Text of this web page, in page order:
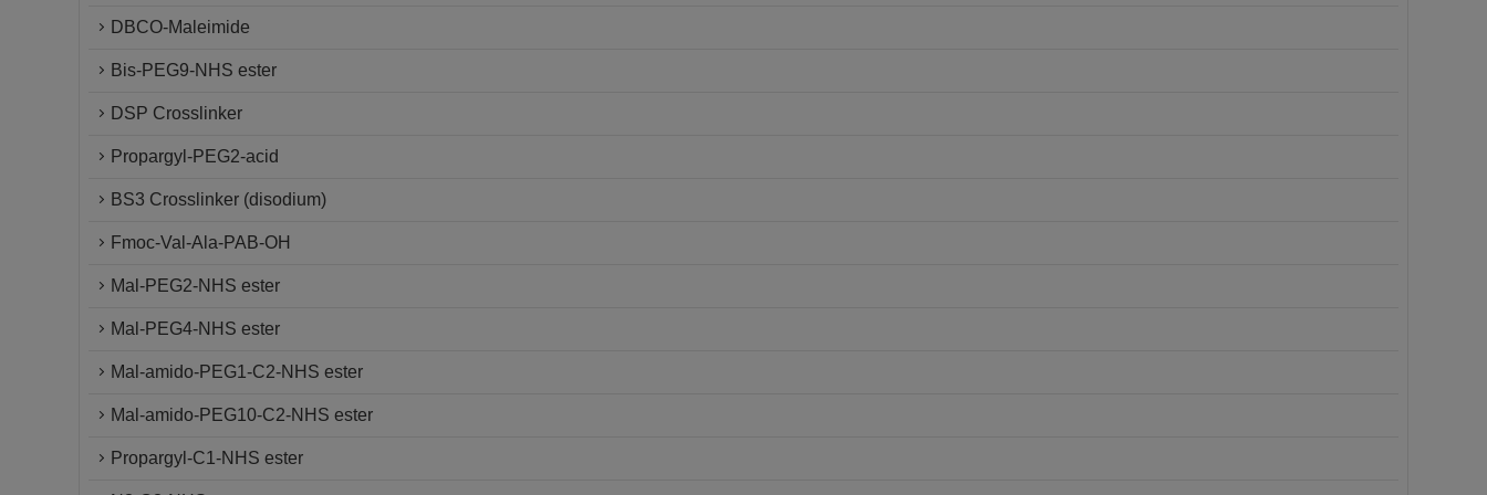
DBCO-Maleimide
Bis-PEG9-NHS ester
DSP Crosslinker
Propargyl-PEG2-acid
BS3 Crosslinker (disodium)
Fmoc-Val-Ala-PAB-OH
Mal-PEG2-NHS ester
Mal-PEG4-NHS ester
Mal-amido-PEG1-C2-NHS ester
Mal-amido-PEG10-C2-NHS ester
Propargyl-C1-NHS ester